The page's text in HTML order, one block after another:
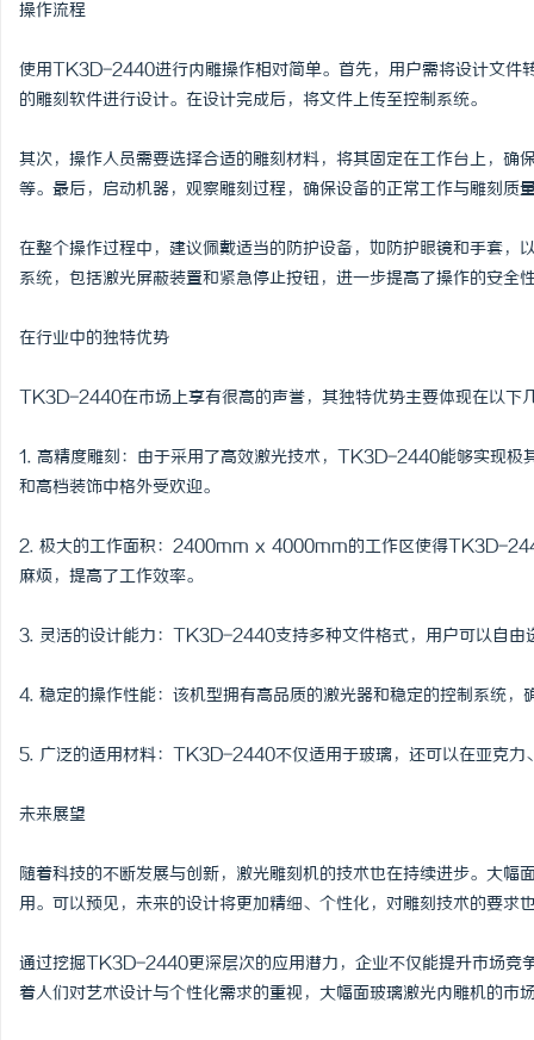
操作流程
使用TK3D-2440进行内雕操作相对简单。首先，用户需将设计文件
的雕刻软件进行设计。在设计完成后，将文件上传至控制系统。
其次，操作人员需要选择合适的雕刻材料，将其固定在工作台上，
等。最后，启动机器，观察雕刻过程，确保设备的正常工作与雕刻质
在整个操作过程中，建议佩戴适当的防护设备，如防护眼镜和手套
系统，包括激光屏蔽装置和紧急停止按钮，进一步提高了操作的安全
在行业中的独特优势
TK3D-2440在市场上享有很高的声誉，其独特优势主要体现在以下
1. 高精度雕刻：由于采用了高效激光技术，TK3D-2440能够实现极
和高档装饰中格外受欢迎。
2. 极大的工作面积：2400mm x 4000mm的工作区使得TK3D-
麻烦，提高了工作效率。
3. 灵活的设计能力：TK3D-2440支持多种文件格式，用户可以自由
4. 稳定的操作性能：该机型拥有高品质的激光器和稳定的控制系统
5. 广泛的适用材料：TK3D-2440不仅适用于玻璃，还可以在亚克力
未来展望
随着科技的不断发展与创新，激光雕刻机的技术也在持续进步。大
用。可以预见，未来的设计将更加精细、个性化，对雕刻技术的要求
通过挖掘TK3D-2440更深层次的应用潜力，企业不仅能提升市场竞
着人们对艺术设计与个性化需求的重视，大幅面玻璃激光内雕机的市